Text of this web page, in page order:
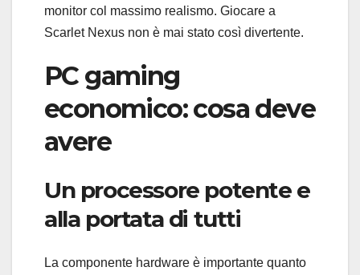
monitor col massimo realismo. Giocare a
Scarlet Nexus non è mai stato così divertente.
PC gaming
economico: cosa deve
avere
Un processore potente e
alla portata di tutti
La componente hardware è importante quanto